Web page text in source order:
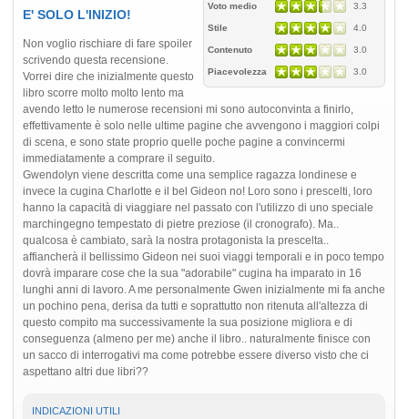
Voto medio 3.3
Stile 4.0
Contenuto 3.0
Piacevolezza 3.0
E' SOLO L'INIZIO!
Non voglio rischiare di fare spoiler
scrivendo questa recensione.
Vorrei dire che inizialmente questo
libro scorre molto molto lento ma
avendo letto le numerose recensioni mi sono autoconvinta a finirlo,
effettivamente è solo nelle ultime pagine che avvengono i maggiori colpi
di scena, e sono state proprio quelle poche pagine a convincermi
immediatamente a comprare il seguito.
Gwendolyn viene descritta come una semplice ragazza londinese e
invece la cugina Charlotte e il bel Gideon no! Loro sono i prescelti, loro
hanno la capacità di viaggiare nel passato con l'utilizzo di uno speciale
marchingegno tempestato di pietre preziose (il cronografo). Ma..
qualcosa è cambiato, sarà la nostra protagonista la prescelta..
affiancherà il bellissimo Gideon nei suoi viaggi temporali e in poco tempo
dovrà imparare cose che la sua "adorabile" cugina ha imparato in 16
lunghi anni di lavoro. A me personalmente Gwen inizialmente mi fa anche
un pochino pena, derisa da tutti e soprattutto non ritenuta all'altezza di
questo compito ma successivamente la sua posizione migliora e di
conseguenza (almeno per me) anche il libro.. naturalmente finisce con
un sacco di interrogativi ma come potrebbe essere diverso visto che ci
aspettano altri due libri??
INDICAZIONI UTILI